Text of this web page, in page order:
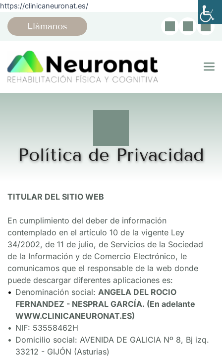
https://clinicaneuronat.es/
Llámanos
Política de Privacidad
TITULAR DEL SITIO WEB
En cumplimiento del deber de información
contemplado en el artículo 10 de la vigente Ley
34/2002, de 11 de julio, de Servicios de la Sociedad
de la Información y de Comercio Electrónico, le
comunicamos que el responsable de la web donde
puede descargar diferentes aplicaciones es:
Denominación social: ANGELA DEL ROCIO
FERNANDEZ - NESPRAL GARCÍA. (En adelante
WWW.CLINICANEURONAT.ES)
NIF: 53558462H
Domicilio social: AVENIDA DE GALICIA Nº 8, Bj izq.
33212 - GIJÓN (Asturias)